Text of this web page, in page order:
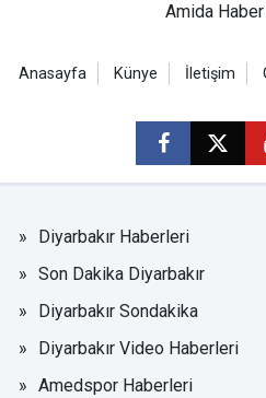
Amida
Anasayfa Künye İletişim
Diyarbakır Haberleri
Son Dakika Diyarbakır
Diyarbakır Sondakika
Diyarbakır Video Haberleri
Amedspor Haberleri